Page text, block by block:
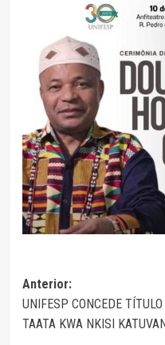
Navegação
de
Anterior:
UNIFESP CONCEDE
TAATA KWA NKISI